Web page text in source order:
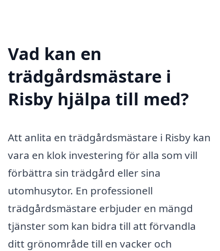
Vad kan en
trädgårdsmästare i
Risby hjälpa till med?
Att anlita en trädgårdsmästare i Risby kan
vara en klok investering för alla som vill
förbättra sin trädgård eller sina
utomhusytor. En professionell
trädgårdsmästare erbjuder en mängd
tjänster som kan bidra till att förvandla
ditt grönområde till en vacker och